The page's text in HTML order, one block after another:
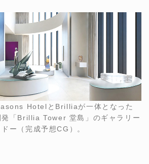
HotelとBrilliaが一体となった
発「Brillia Tower 堂島」のギャラリー
ドー（完成予想CG）。